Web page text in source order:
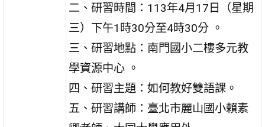
二、研習時間：113年4月17日（星期
三）下午1時30分至4時30分 。
三、研習地點：南門國小二樓多元教
學資源中心 。
四、研習主題：如何教好雙語課。
五、研習講師：臺北市麗山國小賴素